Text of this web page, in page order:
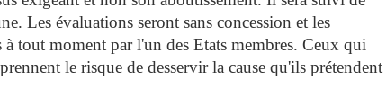
Les évaluations seront sans concession et les
tout moment par l'un des Etats membres. Ceux qui
le risque de desservir la cause qu'ils prétendent